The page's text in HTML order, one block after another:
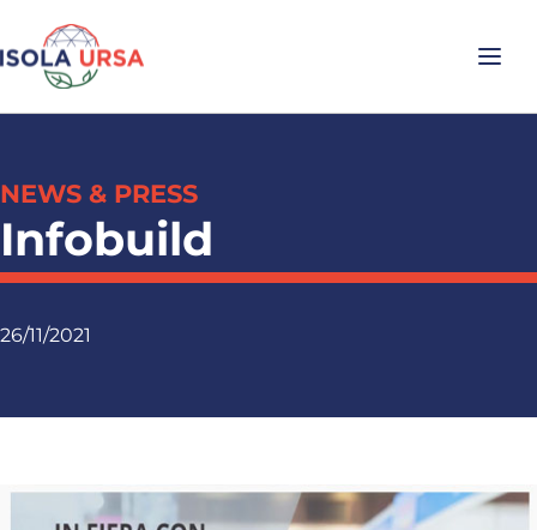
NEWS & PRESS
Infobuild
26/11/2021